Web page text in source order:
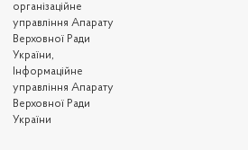
організаційне
управління Апарату
Верховної Ради
України,
Інформаційне
управління Апарату
Верховної Ради
України